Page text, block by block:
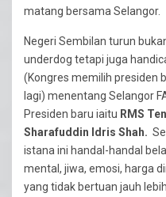
matang bersama Selangor.
Negeri Sembilan turun
underdog tetapi juga
(Kongres memilih presiden
lagi) menentang Selangor
Presiden baru iaitu RMS T
Sharafuddin Idris Shah.
istana ini handal-handal
mental, jiwa, emosi, harga
yang tidak bertuan jauh